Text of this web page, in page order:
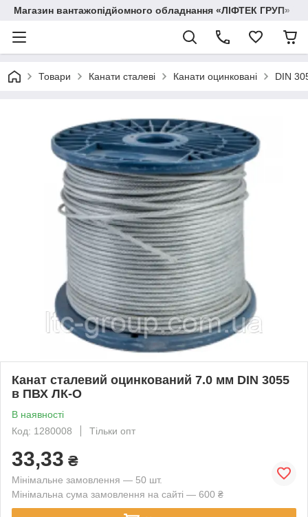
Магазин вантажопідйомного обладнання «ЛІФТЕК ГРУП»
Товари Канати сталеві Канати оцинковані DIN
Канат сталевий оцинкований 7.0 мм DIN 3055
в ПВХ ЛК-О
В наявності
Код: 1280008
Тільки опт
33,33 ₴
Мінімальне замовлення — 50 шт.
Мінімальна сума замовлення на сайті — 600 ₴